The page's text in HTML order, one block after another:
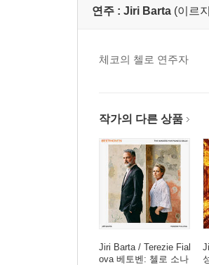
연주 : Jiri Barta (이르
체코의 첼로 연주자
작가의 다른 상품
Jiri Barta / Terezie Fial
ova 베토벤: 첼로 소나